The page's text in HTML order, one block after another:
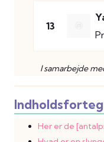
13
I samarbejde
Her er de